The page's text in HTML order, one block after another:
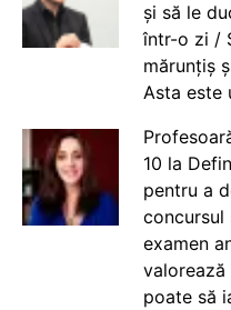
și să le
într-o zi /
mărunțiș
Asta este
10 la
pentru a
concursul
examen
valorează
poate să